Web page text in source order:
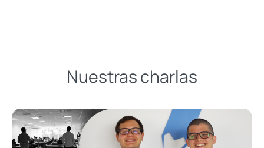
Nuestras charlas